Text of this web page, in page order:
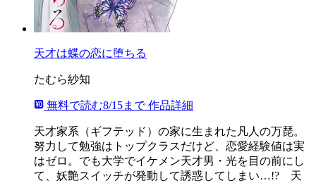
天才は蝶の恋に堕ちる
たむら紗知
無料で読む8/15まで 作品詳細
天才家系（ギフテッド）の家に生まれた凡人の万琵。
努力して勉強はトップクラスだけど、恋愛経験値は実
はゼロ。でも大学でイケメン天才男・光を目の前にし
て、妖艶スイッチが発動して誘惑してしまい…!? 天